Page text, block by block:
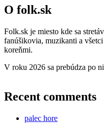
O folk.sk
Folk.sk je miesto kde sa
fanúšikovia, muzikanti a
koreňmi.
V roku 2026 sa prebúdza po
Recent comments
palec hore